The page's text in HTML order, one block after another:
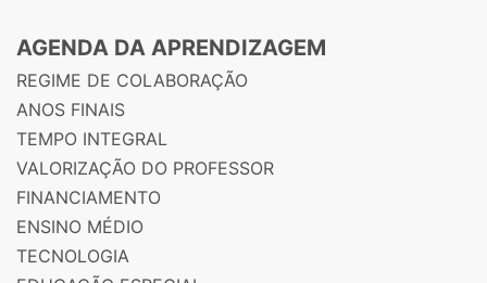
AGENDA DA APRENDIZAGEM
REGIME DE COLABORAÇÃO
ANOS FINAIS
TEMPO INTEGRAL
VALORIZAÇÃO DO PROFESSOR
FINANCIAMENTO
ENSINO MÉDIO
TECNOLOGIA